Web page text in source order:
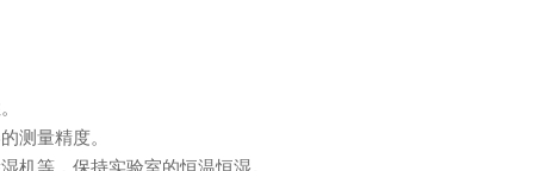
测量精度。
等，保持实验室的恒温恒湿。